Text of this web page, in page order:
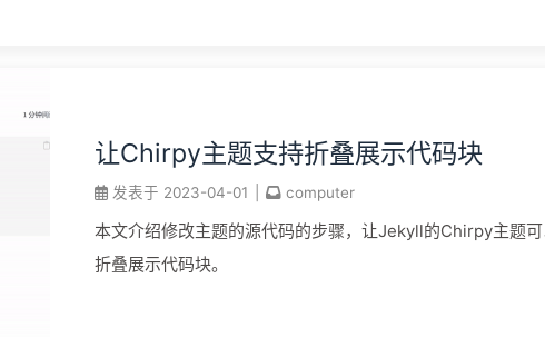
让Chirpy主题支持折叠展示代码块
发表于 2023-04-01 computer
本文介绍修改主题的源代码的步骤，让Jekyll的Chirpy主题
折叠展示代码块。